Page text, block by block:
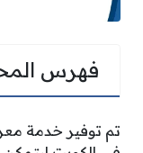
فهرس
تم توفير خدمة